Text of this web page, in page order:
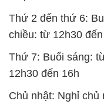
Thứ 2 đến thứ 6:
chiều: từ 12h30
Thứ 7: Buổi sáng:
12h30 đến 16h
Chủ nhật: Nghỉ chủ